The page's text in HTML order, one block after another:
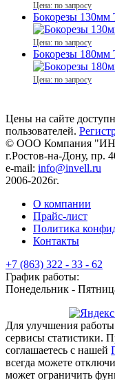
Цена: по запросу
Бокорезы 130мм
Цена: по запросу
Бокорезы 180мм
Цена: по запросу
Цены на сайте
пользователей.
© ООО Компания
г.Ростов-на-Дону, пр.
e-mail: info@invell.ru
2006-2026г.
О компании
Прайс-лист
Политика
Контакты
+7 (863) 322 - 33 - 62
График работы:
Понедельник -
Для улучшения
сервисы статистики.
соглашаетесь с нашей
всегда можете
может ограничить